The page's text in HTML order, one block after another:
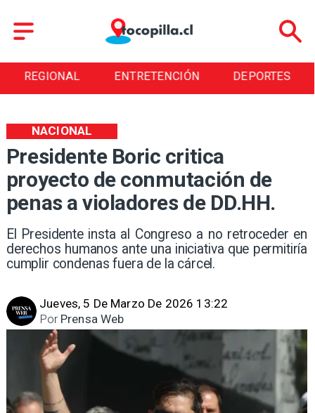
REGIONAL ENTRETENCIÓN DEPORTES
Presidente Boric critica
proyecto de conmutación de
penas a violadores de DD.HH.
El Presidente insta al Congreso a no retroceder en
derechos humanos ante una iniciativa que permitiría
cumplir condenas fuera de la cárcel.
NACIONAL
Jueves, 5 De Marzo De 2026 13:22
Prensa Web
Por